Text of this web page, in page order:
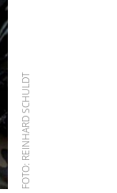
FOTO: REINHARD SCHULDT